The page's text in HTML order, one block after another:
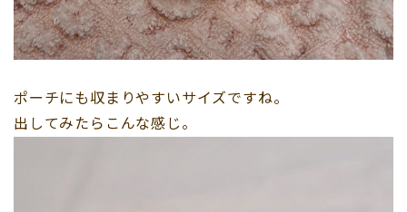
ポーチにも収まりやすいサイズですね。
出してみたらこんな感じ。